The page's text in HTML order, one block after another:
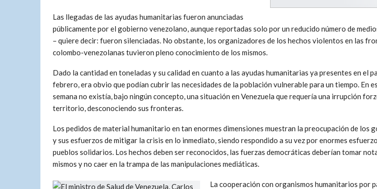
Las llegadas de las ayudas humanitarias fueron anunciadas
públicamente por el gobierno venezolano, aunque reportadas solo por un reducido número de
– quiere decir: fueron silenciadas. No obstante, los organizadores de los hechos violentos en las
colombo-venezolanas tuvieron pleno conocimiento de los mismos.
Dado la cantidad en toneladas y su calidad en cuanto a las ayudas humanitarias ya presentes en el
febrero, era obvio que podían cubrir las necesidades de la población vulnerable para un tiempo. En
semana no existía, bajo ningún concepto, una situación en Venezuela que requería una irrupción
territorio, desconociendo sus fronteras.
Los pedidos de material humanitario en tan enormes dimensiones muestran la preocupación de los
y sus esfuerzos de mitigar la crisis en lo inmediato, siendo respondido a su vez por enormes
pueblos solidarios. Los hechos deben ser reconocidos, las fuerzas democráticas deberían tomar
mismos y no caer en la trampa de las manipulaciones mediáticas.
La cooperación con organismos humanitarios por